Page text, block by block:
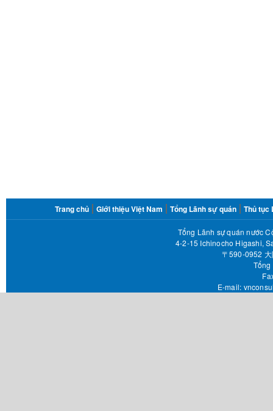
MENU
Trang chủ Giới thiệu Việt Nam Tổng Lãnh sự quán Thủ tục
Tổng Lãnh sự quán nước
4-2-15 Ichinocho Higashi,
〒590-0952
E-mail: